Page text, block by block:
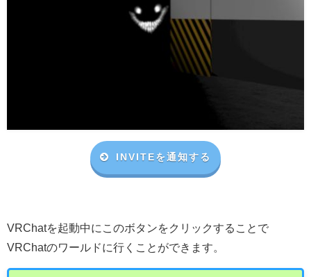
INVITEを通知する
VRChatを起動中にこのボタンをクリックすることで
VRChatのワールドに行くことができます。